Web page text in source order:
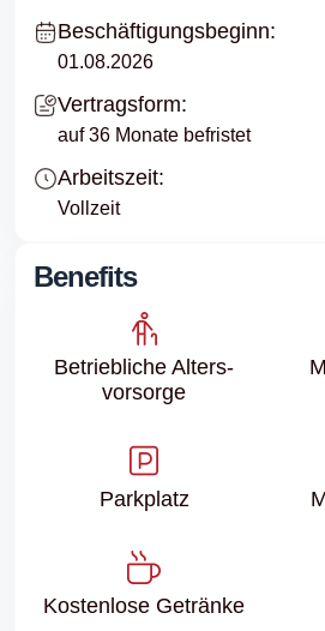
Beschäftigungsbeginn:
01.08.2026
Vertragsform:
auf 36 Monate befristet
Arbeitszeit:
Vollzeit
Benefits
Betriebliche Alters­
vorsorge
Parkplatz
Kostenlose Getränke